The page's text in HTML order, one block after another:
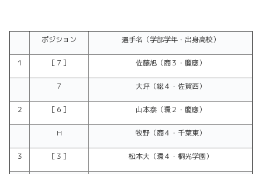
ポジション 選手名（学部学年・出身高校）
１ ［７］ 佐藤旭（商３・慶應）
７ 大坪（総４・佐賀西）
２ ［６］ 山本泰（環２・慶應）
H 牧野（商４・千葉東）
３ ［３］ 松本大（環４・桐光学園）